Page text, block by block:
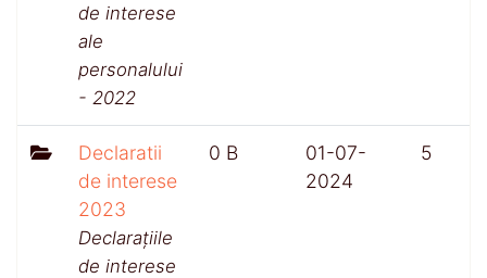
de interese
ale
personalului
- 2022
Declaratii
de interese
2023
Declarațiile
de interese
0 B
01-07-
2024
5